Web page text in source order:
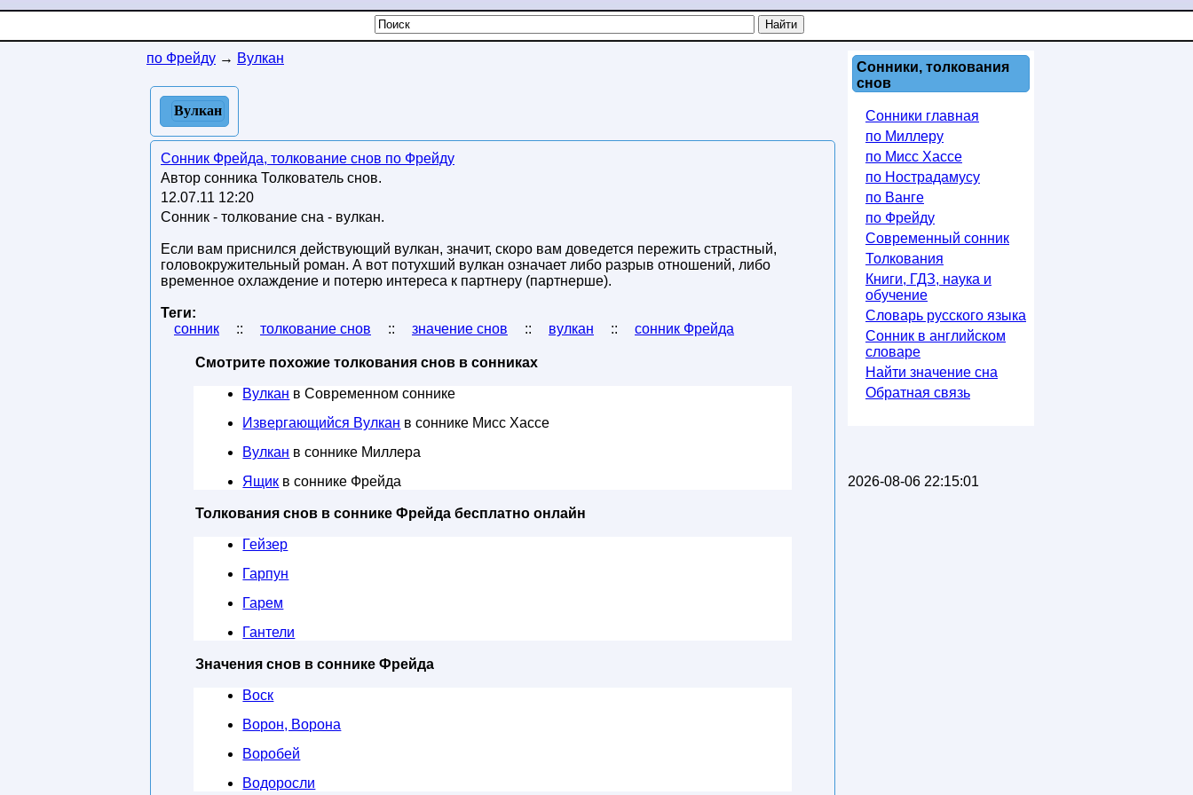
по Фрейду → Вулкан
Вулкан
Сонник Фрейда, толкование снов по Фрейду
Автор сонника Толкователь снов.
12.07.11 12:20
Сонник - толкование сна - вулкан.
Если вам приснился действующий вулкан, значит, скоро вам доведется пережить страстный,
головокружительный роман. А вот потухший вулкан означает либо разрыв отношений, либо
временное охлаждение и потерю интереса к партнеру (партнерше).
Теги:
сонник
:: толкование снов :: значение снов :: вулкан :: сонник Фрейда
Смотрите похожие толкования снов в сонниках
Вулкан в Современном соннике
Извергающийся Вулкан в соннике Мисс Хассе
Вулкан в соннике Миллера
Ящик в соннике Фрейда
Толкования снов в соннике Фрейда бесплатно онлайн
Гейзер
Гарпун
Гарем
Гантели
Значения снов в соннике Фрейда
Воск
Ворон, Ворона
Воробей
Водоросли
Сонники, толкования
снов
Сонники главная
по Миллеру
по Мисс Хассе
по Нострадамусу
по Ванге
по Фрейду
Современный сонник
Толкования
Книги, ГДЗ, наука и
обучение
Словарь русского языка
Сонник в английском
словаре
Найти значение сна
Обратная связь
2026-08-06 22:15:01